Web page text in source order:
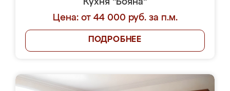
Кухня "Бояна"
Цена: от 44 000 руб. за п.м.
ПОДРОБНЕЕ